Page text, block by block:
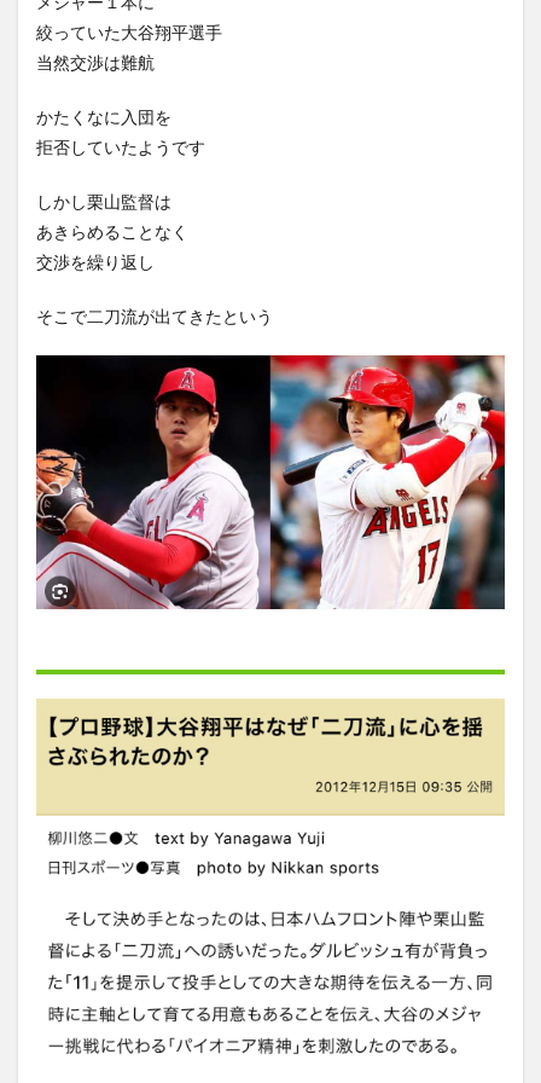
絞っていた大谷翔平選手
当然交渉は難航
かたくなに入団を
拒否していたようです
しかし栗山監督は
あきらめることなく
交渉を繰り返し
そこで二刀流が出てきたという